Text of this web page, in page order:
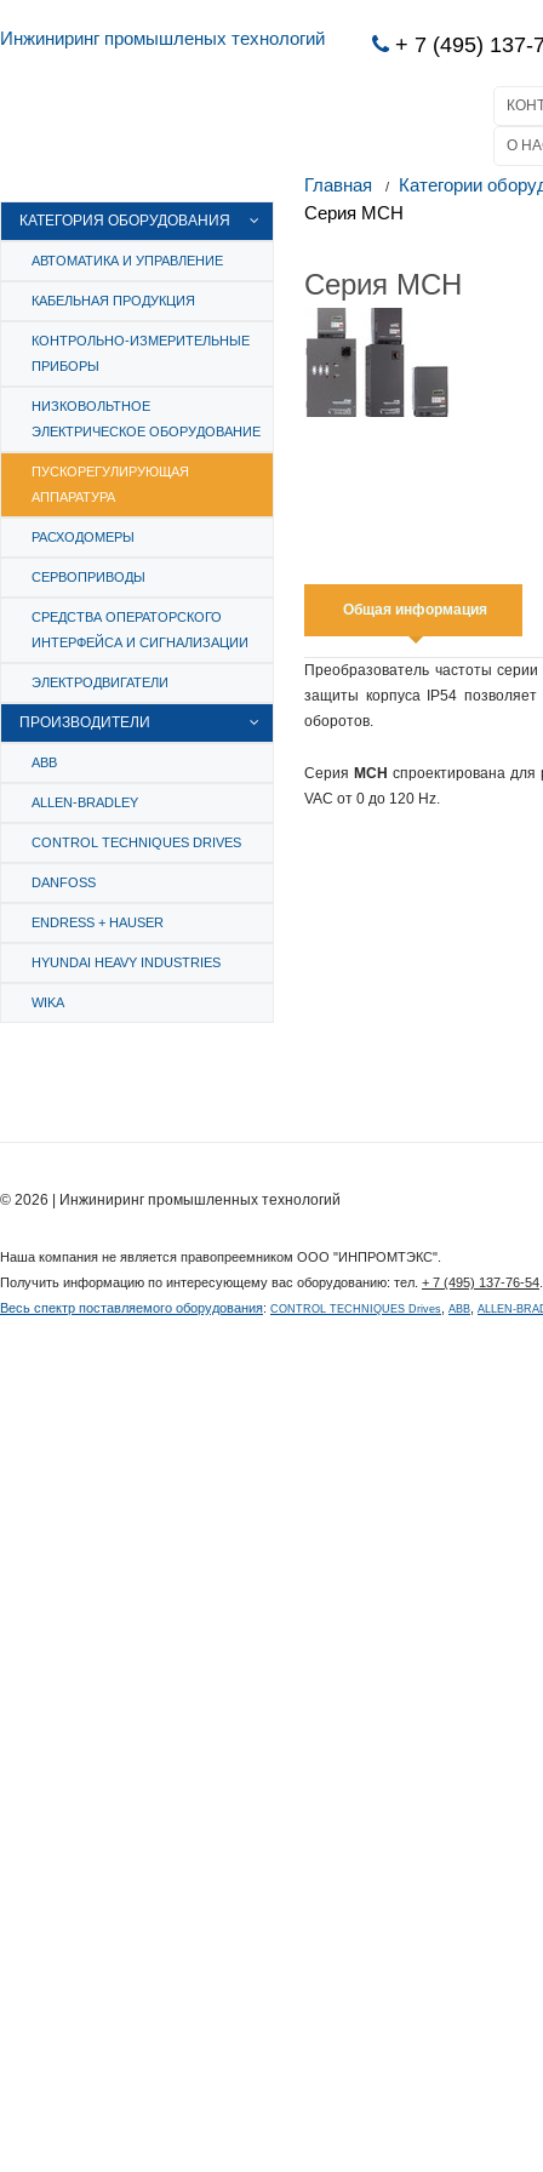
Инжиниринг промышленых технологий + 7 (495) 137-
О
КАТЕГОРИЯ ОБОРУДОВАНИЯ
АВТОМАТИКА И УПРАВЛЕНИЕ
КАБЕЛЬНАЯ ПРОДУКЦИЯ
КОНТРОЛЬНО-ИЗМЕРИТЕЛЬНЫЕ
ПРИБОРЫ
НИЗКОВОЛЬТНОЕ
ЭЛЕКТРИЧЕСКОЕ ОБОРУДОВАНИЕ
ПУСКОРЕГУЛИРУЮЩАЯ
АППАРАТУРА
РАСХОДОМЕРЫ
СЕРВОПРИВОДЫ
СРЕДСТВА ОПЕРАТОРСКОГО
ИНТЕРФЕЙСА И СИГНАЛИЗАЦИИ
ЭЛЕКТРОДВИГАТЕЛИ
ПРОИЗВОДИТЕЛИ
ABB
ALLEN-BRADLEY
CONTROL TECHNIQUES DRIVES
DANFOSS
ENDRESS + HAUSER
HYUNDAI HEAVY INDUSTRIES
WIKA
Главная
Категории
Серия МСН
Серия МСН
Общая информация
Преобразователь частоты
защиты корпуса IP54
оборотов.
Серия MCH спроектирована
VAC от 0 до 120 Hz.
© 2026 | Инжиниринг промышленных технологий
Наша компания не является правопреемником ООО "ИНПРОМТЭКС".
Получить информацию по интересующему вас оборудованию: тел. + 7 (495) 137-76-54
Весь спектр поставляемого оборудования: CONTROL TECHNIQUES Drives ABB ALLEN-